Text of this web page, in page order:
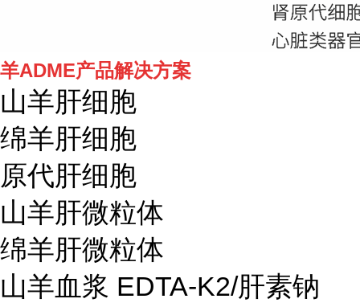
羊ADME产品解决方案
山羊肝细胞
绵羊肝细胞
原代肝细胞
山羊肝微粒体
绵羊肝微粒体
山羊血浆 EDTA-K2/肝素钠